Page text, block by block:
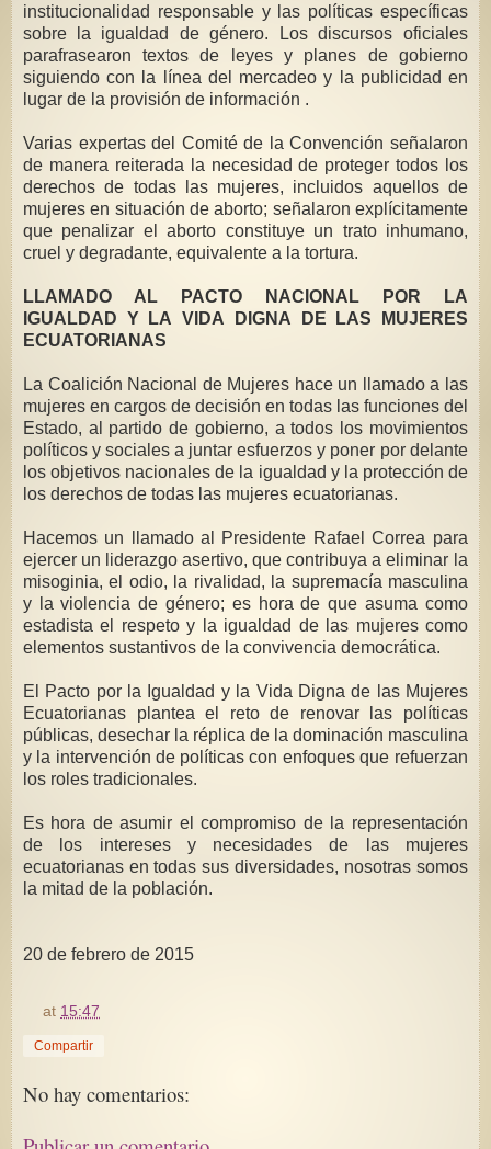
institucionalidad responsable y las políticas específicas
sobre la igualdad de género. Los discursos oficiales
parafrasearon textos de leyes y planes de gobierno
siguiendo con la línea del mercadeo y la publicidad en
lugar de la provisión de información .
Varias expertas del Comité de la Convención señalaron
de manera reiterada la necesidad de proteger todos los
derechos de todas las mujeres, incluidos aquellos de
mujeres en situación de aborto; señalaron explícitamente
que penalizar el aborto constituye un trato inhumano,
cruel y degradante, equivalente a la tortura.
LLAMADO AL PACTO NACIONAL POR LA
IGUALDAD Y LA VIDA DIGNA DE LAS MUJERES
ECUATORIANAS
La Coalición Nacional de Mujeres hace un llamado a las
mujeres en cargos de decisión en todas las funciones del
Estado, al partido de gobierno, a todos los movimientos
políticos y sociales a juntar esfuerzos y poner por delante
los objetivos nacionales de la igualdad y la protección de
los derechos de todas las mujeres ecuatorianas.
Hacemos un llamado al Presidente Rafael Correa para
ejercer un liderazgo asertivo, que contribuya a eliminar la
misoginia, el odio, la rivalidad, la supremacía masculina
y la violencia de género; es hora de que asuma como
estadista el respeto y la igualdad de las mujeres como
elementos sustantivos de la convivencia democrática.
El Pacto por la Igualdad y la Vida Digna de las Mujeres
Ecuatorianas plantea el reto de renovar las políticas
públicas, desechar la réplica de la dominación masculina
y la intervención de políticas con enfoques que refuerzan
los roles tradicionales.
Es hora de asumir el compromiso de la representación
de los intereses y necesidades de las mujeres
ecuatorianas en todas sus diversidades, nosotras somos
la mitad de la población.
20 de febrero de 2015
at 15:47
Compartir
No hay comentarios: